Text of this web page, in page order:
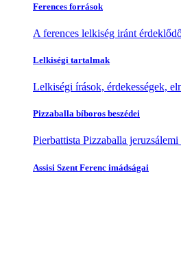
Ferences források
A ferences lelkiség iránt
Lelkiségi tartalmak
Lelkiségi írások, érdekességek,
Pizzaballa bíboros beszédei
Pierbattista Pizzaballa
Assisi Szent Ferenc imádságai